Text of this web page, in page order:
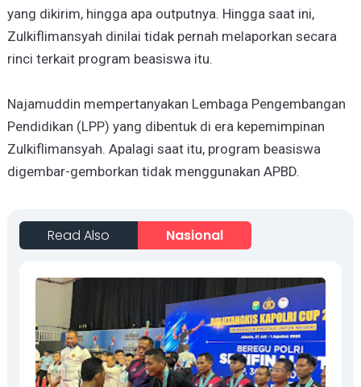
yang dikirim, hingga apa outputnya. Hingga saat ini,
Zulkiflimansyah dinilai tidak pernah melaporkan secara
rinci terkait program beasiswa itu.
Najamuddin mempertanyakan Lembaga Pengembangan
Pendidikan (LPP) yang dibentuk di era kepemimpinan
Zulkiflimansyah. Apalagi saat itu, program beasiswa
digembar-gemborkan tidak menggunakan APBD.
Read Also Nasional